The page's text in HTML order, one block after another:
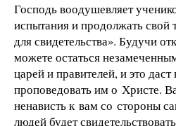
Господь воодушевляет
испытания и продолжать свой
для свидетельства». Будучи
можете остаться
царей и правителей, и это
проповедовать им о Христе.
ненависть к вам со стороны
людей будет